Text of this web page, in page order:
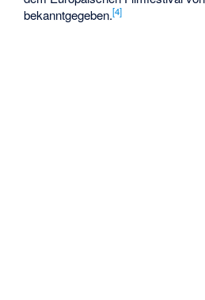
bekanntgegeben.[4]